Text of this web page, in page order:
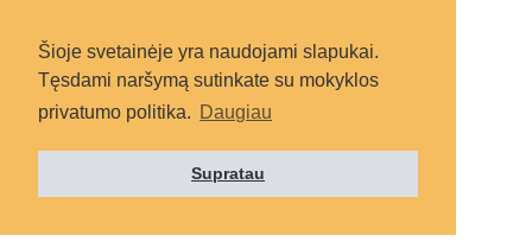
Šioje svetainėje yra naudojami slapukai.
Tęsdami naršymą sutinkate su mokyklos
privatumo politika. Daugiau
Supratau